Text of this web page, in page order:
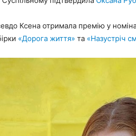
Ксена отримала премію у
«Дорога життя» та «Назустріч